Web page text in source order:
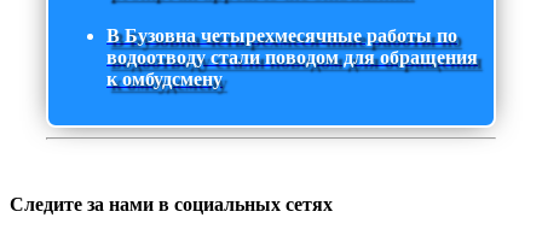
В Бузовна четырехмесячные работы по
водоотводу стали поводом для обращения
к омбудсмену
Следите за нами в социальных сетях